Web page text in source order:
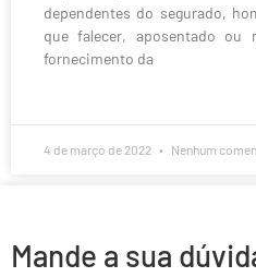
dependentes do segurado,
que falecer, aposentado ou
fornecimento da
4 de março de 2022 Nenhum
Mande a sua